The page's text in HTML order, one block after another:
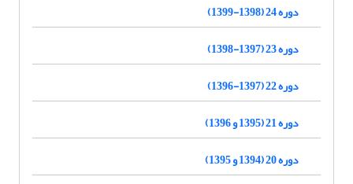
دوره 24 (1398-1399)
دوره 23 (1397-1398)
دوره 22 (1397-1396)
دوره 21 (1395 و 1396)
دوره 20 (1394 و 1395)